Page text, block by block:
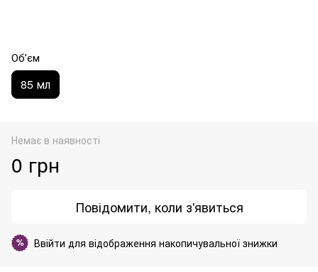
Обʼєм
85 мл
Немає в наявності
0 грн
Повідомити, коли з'явиться
% Ввійти для відображення накопичувальної знижки